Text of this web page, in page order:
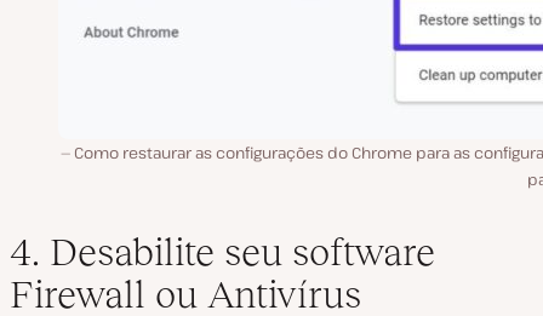
Como restaurar as configurações do Chrome para as
4. Desabilite seu software
Firewall ou Antivírus